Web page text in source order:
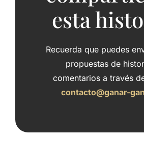
esta
Recuerda que puedes
propuestas de
comentarios a través
contacto@ganar-